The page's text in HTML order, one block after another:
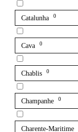
Catalunha 0
Cava 0
Chablis 0
Champanhe 0
Charente-Maritime